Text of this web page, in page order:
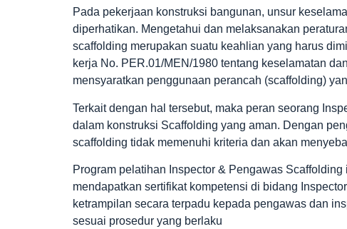
Pada pekerjaan konstruksi bangunan, unsur
diperhatikan. Mengetahui dan melaksanakan
scaffolding merupakan suatu keahlian yang harus
kerja No. PER.01/MEN/1980 tentang keselamatan
mensyaratkan penggunaan perancah (scaffolding)
Terkait dengan hal tersebut, maka peran seorang
dalam konstruksi Scaffolding yang aman. Dengan
scaffolding tidak memenuhi kriteria dan akan
Program pelatihan Inspector & Pengawas
mendapatkan sertifikat kompetensi di bidang
ketrampilan secara terpadu kepada pengawas dan
sesuai prosedur yang berlaku